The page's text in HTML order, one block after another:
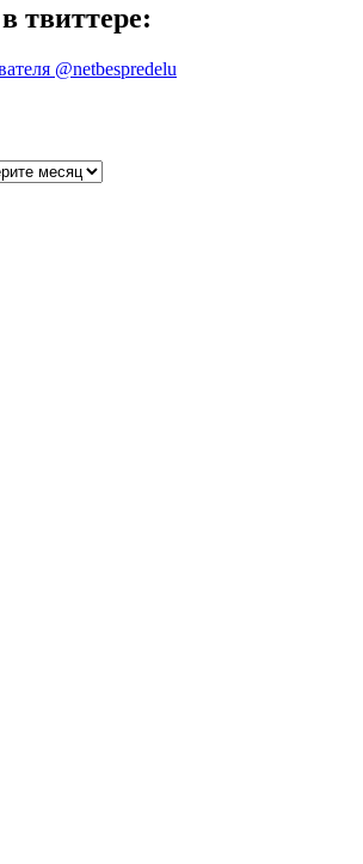
твиттере:
@netbespredelu